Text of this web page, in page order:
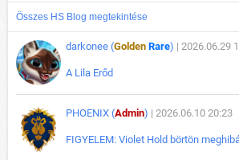
Összes HS Blog megtekintése
darkonee (Golden Rare) | 2026.06.29
A Lila Erőd
PHOENIX (Admin) | 2026.06.10 20:23
FIGYELEM: Violet Hold börtön